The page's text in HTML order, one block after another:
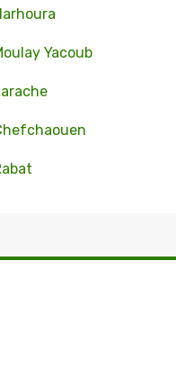
Yacoub